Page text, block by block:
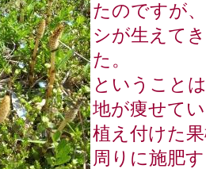
たのですが
シが生えて
た。
ということ
地が痩せて
植え付けた
周りに施肥